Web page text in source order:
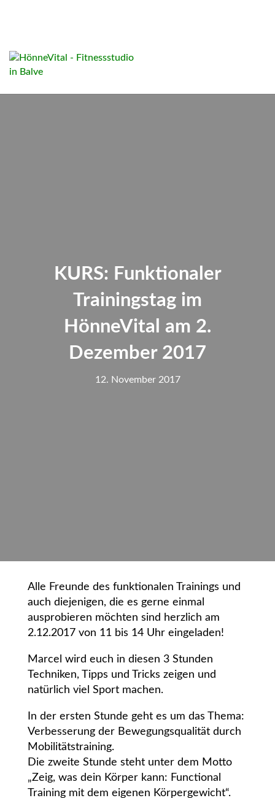
KURS: Funktionaler
Trainingstag im
HönneVital am 2.
Dezember 2017
12. November 2017
Alle Freunde des funktionalen Trainings und
auch diejenigen, die es gerne einmal
ausprobieren möchten sind herzlich am
2.12.2017 von 11 bis 14 Uhr eingeladen!
Marcel wird euch in diesen 3 Stunden
Techniken, Tipps und Tricks zeigen und
natürlich viel Sport machen.
In der ersten Stunde geht es um das Thema:
Verbesserung der Bewegungsqualität durch
Mobilitätstraining.
Die zweite Stunde steht unter dem Motto
„Zeig, was dein Körper kann: Functional
Training mit dem eigenen Körpergewicht“.